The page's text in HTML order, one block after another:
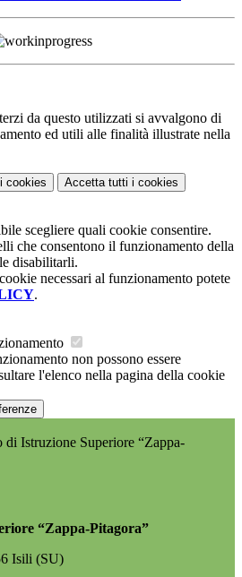
da questo utilizzati si avvalgono di
ed utili alle finalità illustrate nella
i cookies Accetta tutti i cookies
scegliere quali cookie consentire.
che consentono il funzionamento della
disabilitarli.
necessari al funzionamento potete
.
non possono essere
l'elenco nella pagina della cookie
di Istruzione Superiore “Zappa-
“Zappa-Pitagora”
Isili (SU)